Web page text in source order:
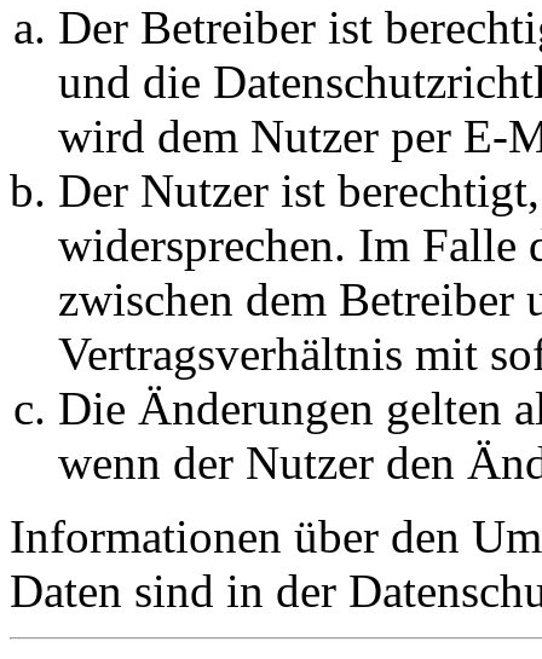
Der Betreiber ist
und die
wird dem Nutzer per E-
Der Nutzer ist
widersprechen. Im Falle
zwischen dem Betreiber
Vertragsverhältnis mit
Die Änderungen gelten
wenn der Nutzer den
Informationen über den
Daten sind in der